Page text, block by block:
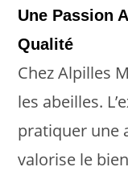
Une Passion
Qualité
Chez Alpilles
les abeilles.
pratiquer une
valorise le